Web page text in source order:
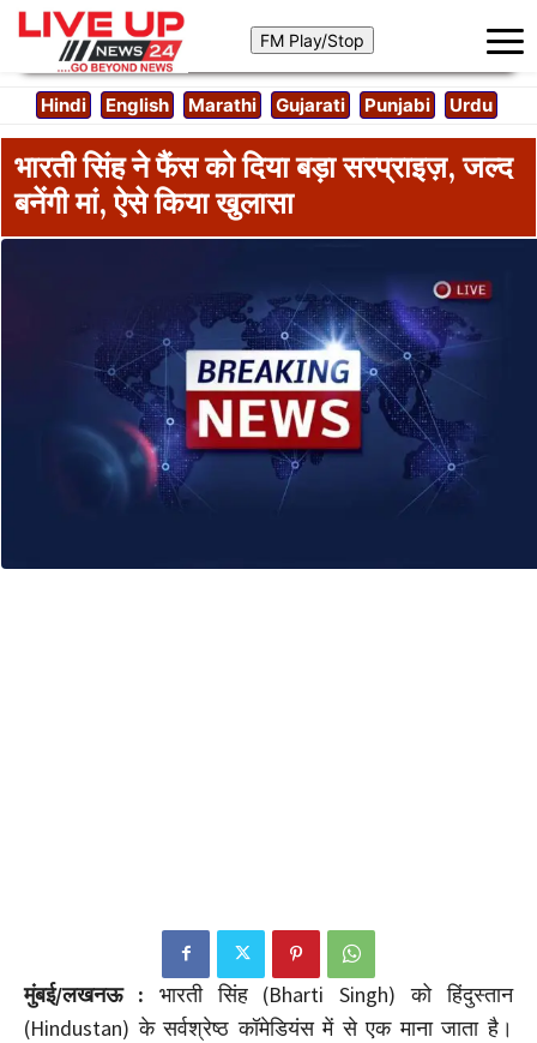
Hindi English Marathi Gujarati Punjabi Urdu
भारती सिंह ने फैंस को दिया बड़ा सरप्राइज़, जल्द
बनेंगी मां, ​ऐसे किया खुलासा
मुंबई/लखनऊ : भारती सिंह (Bharti Singh) को हिंदुस्तान
(Hindustan) के सर्वश्रेष्ठ कॉमेडियंस में से एक माना जाता है।